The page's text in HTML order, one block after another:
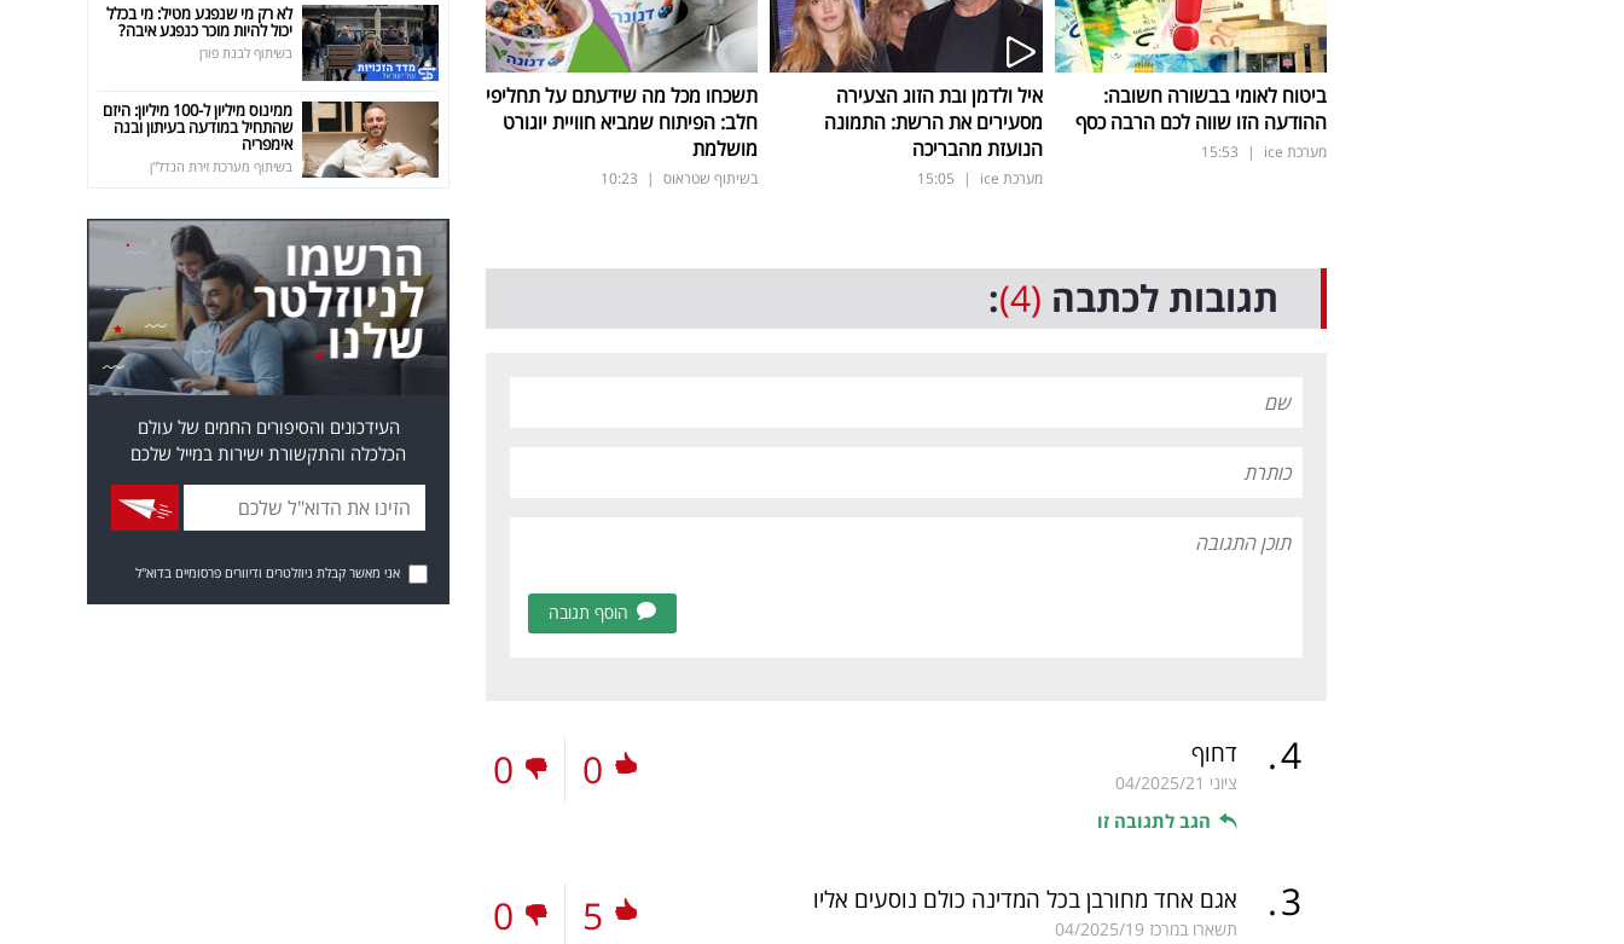
ביטוח לאומי בבשורה חשובה:
ההודעה הזו שווה לכם הרבה כסף
מערכת ice |
15:53
איל ולדמן ובת הזוג הצעירה
מסעירים את הרשת: התמונה
הנועזת מהבריכה
מערכת ice |
15:05
תשכחו מכל מה שידעתם על תחליפי
חלב: הפיתוח שמביא חוויית יוגורט
מושלמת
בשיתוף שטראוס |
10:23
תגובות לכתבה (4)
:
הוסף תגובה
4
. דחוף
ציוני 04/2025/21
הגב לתגובה זו
0
0
3
. אגם אחד מחורבן בכל המדינה כולם נוסעים אליו
תשארו במרכז 04/2025/19
5
0
לא רק מי שנפגע מטיל: מי בכלל
יכול להיות מוכר כנפגע איבה?
בשיתוף לבנת פורן
ממינוס מיליון ל-100 מיליון: היזם
שהתחיל במודעה בעיתון ובנה
אימפריה
בשיתוף מערכת זירת הנדל"ן
העידכונים והסיפורים החמים של עולם
הכלכלה והתקשורת ישירות במייל שלכם
אני מאשר קבלת ניוזלטרים ודיוורים פרסומיים בדוא"ל